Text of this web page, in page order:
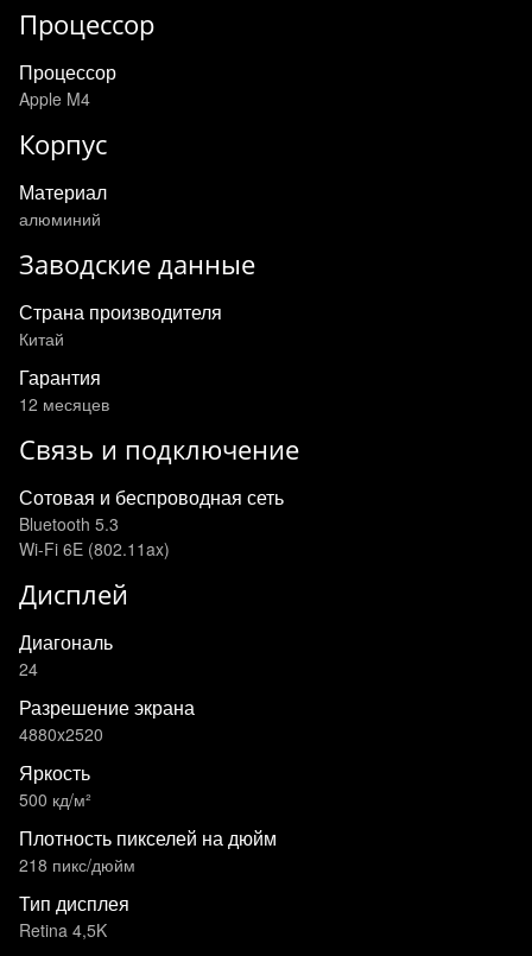
Процессор
Процессор
Apple M4
Корпус
Материал
алюминий
Заводские данные
Страна производителя
Китай
Гарантия
12 месяцев
Связь и подключение
Сотовая и беспроводная сеть
Bluetooth 5.3
Wi-Fi 6E (802.11ax)
Дисплей
Диагональ
24
Разрешение экрана
4880x2520
Яркость
500 кд/м²
Плотность пикселей на дюйм
218 пикс/дюйм
Тип дисплея
Retina 4,5K